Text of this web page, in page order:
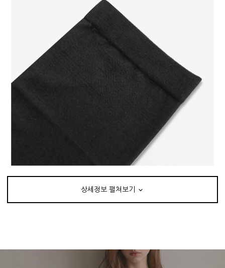
상세정보 펼쳐보기